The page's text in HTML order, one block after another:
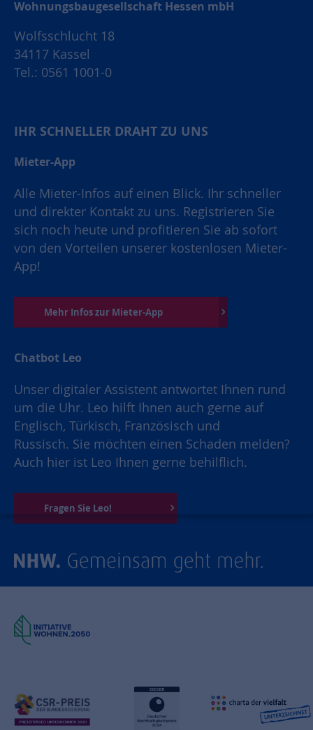
Wohnungsbaugesellschaft Hessen mbH
Wolfsschlucht 18
34117 Kassel
Tel.: 0561 1001-0
IHR SCHNELLER DRAHT ZU UNS
Mieter-App
Alle Mieter-Infos auf einen Blick. Ihr schneller
und direkter Kontakt zu uns. Registrieren Sie
sich noch heute und profitieren Sie ab sofort
von den Vorteilen unserer kostenlosen Mieter-
App!
Mehr Infos zur Mieter-App
Chatbot Leo
Unser digitaler Assistent antwortet Ihnen rund
um die Uhr. Leo hilft Ihnen auch gerne auf
Englisch, Türkisch, Französisch und
Russisch. Sie möchten einen Schaden melden?
Auch hier ist Leo Ihnen gerne behilflich.
Fragen Sie Leo!